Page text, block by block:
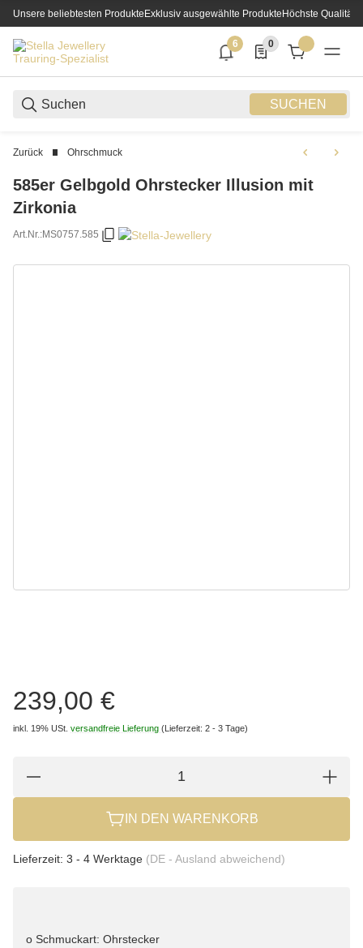
Unsere beliebtesten ProdukteExklusiv ausgewählte ProdukteHöchste Qualität
SUCHEN
6
6 neue Notifizierungen
0
0 Produkte in der
Zurück Ohrschmuck
585er Gelbgold Ohrstecker Illusion mit
Zirkonia
Art.Nr.:MS0757.585
239,00 €
inkl. 19% USt. versandfreie Lieferung (Lieferzeit: 2 - 3 Tage)
IN DEN WARENKORB
Lieferzeit: 3 - 4 Werktage (DE - Ausland abweichend)
o Schmuckart: Ohrstecker